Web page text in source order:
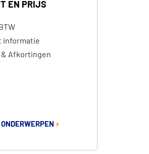
EN PRIJS
BTW
informatie
& Afkortingen